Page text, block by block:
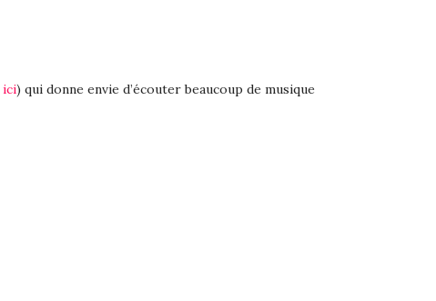
ici) qui donne envie d’écouter beaucoup de musique